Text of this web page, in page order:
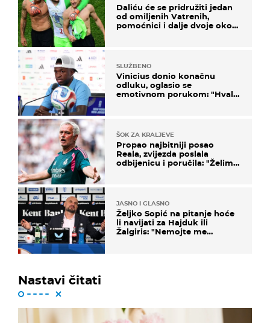
Daliću će se pridružiti jedan
od omiljenih Vatrenih,
pomoćnici i dalje dvoje oko
SLUŽBENO
Vinicius donio konačnu
odluku, oglasio se
emotivnom porukom: "Hvala
ŠOK ZA KRALJEVE
Propao najbitniji posao
Reala, zvijezda poslala
odbijenicu i poručila: "Želim
JASNO I GLASNO
Željko Sopić na pitanje hoće
li navijati za Hajduk ili
Žalgiris: "Nemojte me
Nastavi čitati